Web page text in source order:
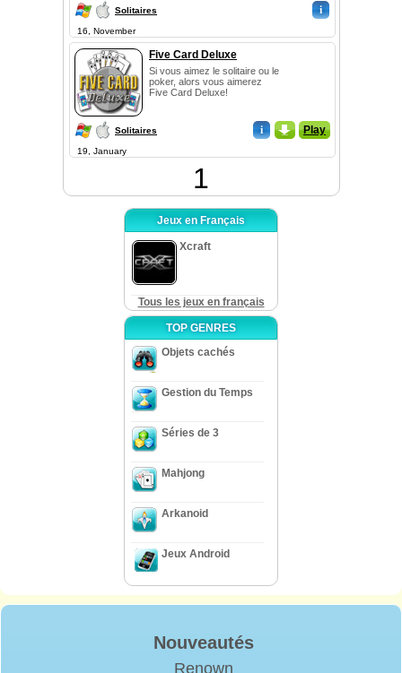
Solitaires i
16, November
Five Card Deluxe
Si vous aimez le solitaire ou le
poker, alors vous aimerez
Five Card Deluxe!
Solitaires i _ Play
19, January
1
Jeux en Français
Xcraft
Tous les jeux en français
TOP GENRES
Objets cachés
Gestion du Temps
Séries de 3
Mahjong
Arkanoid
Jeux Android
Nouveautés
Renown